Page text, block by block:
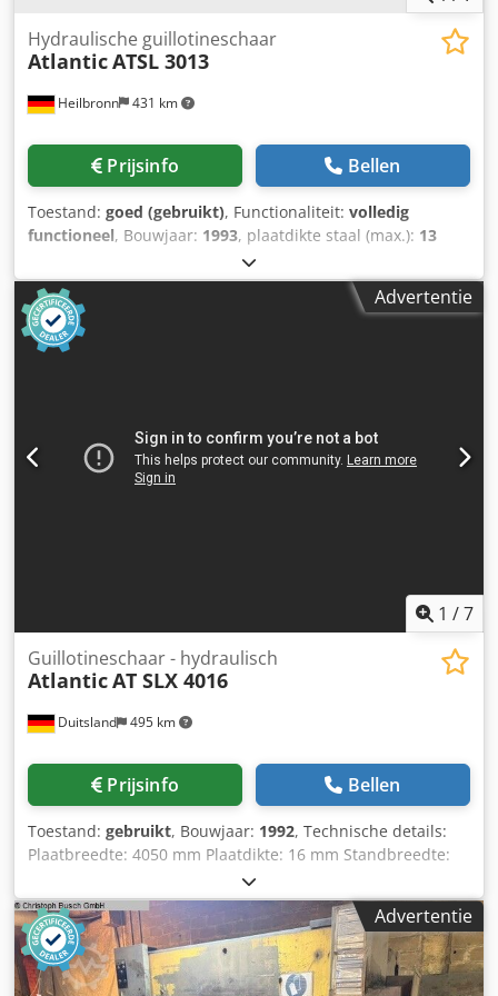
Heilbronn 431 km
Hydraulische guillotineschaar
AtlanticATSL 3013
Prijsinfo Bellen
Toestand: goed (gebruikt), Functionaliteit: volledig
functioneel, Bouwjaar: 1993, plaatdikte staal (max.): 13
1.000 mm
mm, gemotoriseerde teruglooprem Aanpassing van de
snijspleet Snijhoekverstelling Voetschakelaar Technische
gegevens / technische details: Snijlengte / max. snijlengte
3050 mm Snijcapaciteit 13 mm Achteraanslag /
niet bindend - Dcedpfx Aev Tk Efod Ijk Technische
gegevens, accessoires en beschrijving van de machine zijn
Advertentie
1 /7
Duitsland 495 km
Guillotineschaar - hydraulisch
AtlanticAT SLX 4016
Prijsinfo Bellen
Toestand: gebruikt, Bouwjaar: 1992, Technische details:
Plaatbreedte: 4050 mm Plaatdikte: 16 mm Standbreedte:
4900 mm Besturing voor programma: Robosoft SC5
Besturing Achteraanslag: 1000 gemotoriseerd Snijhoek:
0,5° - 3° ° Snijspleet aanpassing: ja / jes mm
Vasthoudinrichting: 23 stuks Hoogte boven vloer: 1030 mm
Tafelafmetingen: L x B 4000 x 520 mm Machinegewicht
Advertentie